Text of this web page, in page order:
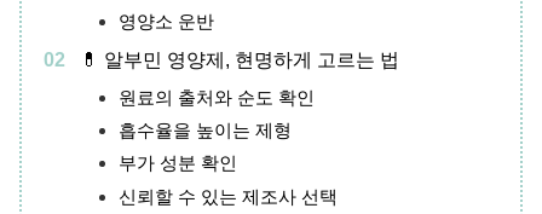
영양소 운반
💊 알부민 영양제, 현명하게 고르는 법
원료의 출처와 순도 확인
흡수율을 높이는 제형
부가 성분 확인
신뢰할 수 있는 제조사 선택